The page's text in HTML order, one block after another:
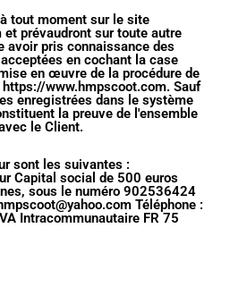
tout moment sur le site
prévaudront sur toute autre
avoir pris connaissance des
en cochant la case
en œuvre de la procédure de
www.hmpscoot.com. Sauf
enregistrées dans le système
la preuve de l'ensemble
le Client.
sont les suivantes :
Capital social de 500 euros
sous le numéro 902536424
Téléphone :
Intracommunautaire FR 75